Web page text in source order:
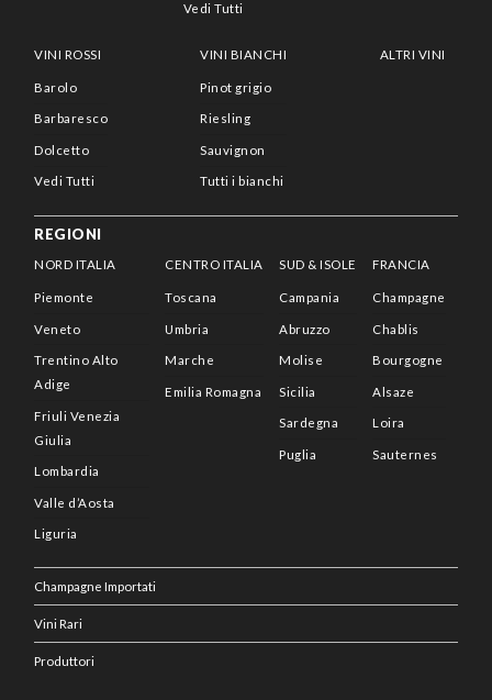
Vedi Tutti
VINI ROSSI
Barolo
Barbaresco
Dolcetto
Vedi Tutti
VINI BIANCHI
Pinot grigio
Riesling
Sauvignon
Tutti i bianchi
ALTRI VINI
REGIONI
NORD ITALIA
Piemonte
Veneto
Trentino Alto
Adige
Friuli Venezia
Giulia
Lombardia
Valle d’Aosta
Liguria
CENTRO ITALIA
Toscana
Umbria
Marche
Emilia Romagna
SUD & ISOLE
Campania
Abruzzo
Molise
Sicilia
Sardegna
Puglia
FRANCIA
Champagne
Chablis
Bourgogne
Alsaze
Loira
Sauternes
Champagne Importati
Vini Rari
Produttori